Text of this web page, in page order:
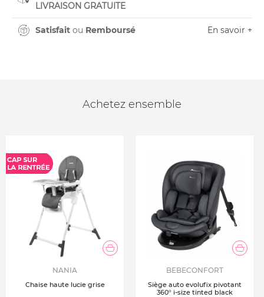
LIVRAISON GRATUITE
Satisfait ou Remboursé En savoir +
Achetez ensemble
NANIA
Chaise haute lucie grise
BEBECONFORT
Siège auto evolufix pivotant
360° i-size tinted black